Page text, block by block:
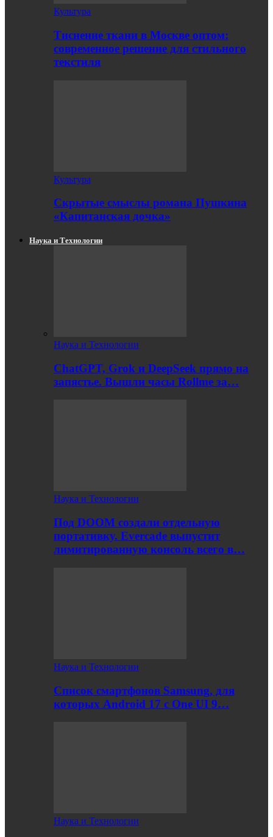
Культура
Тиснение ткани в Москве оптом:
современное решение для стильного
текстиля
Культура
Скрытые смыслы романа Пушкина
«Капитанская дочка»
Наука и Технологии
Наука и Технологии
ChatGPT, Grok и DeepSeek прямо на
запястье. Вышли часы Rollme за…
Наука и Технологии
Под DOOM создали отдельную
портативку. Evercade выпустит
лимитированную консоль всего в…
Наука и Технологии
Список смартфонов Samsung, для
которых Android 17 с One UI 9…
Наука и Технологии